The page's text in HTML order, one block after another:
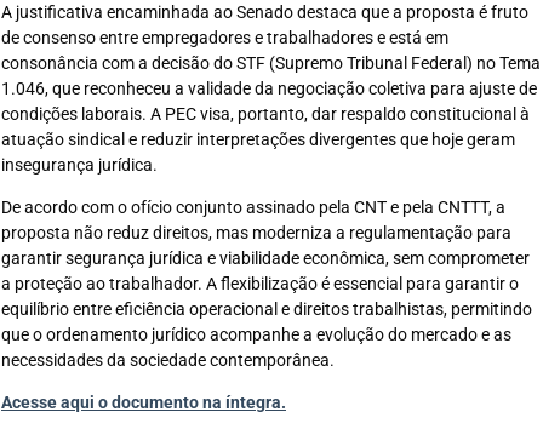
A justificativa encaminhada ao Senado destaca que a proposta é fruto
de consenso entre empregadores e trabalhadores e está em
consonância com a decisão do STF (Supremo Tribunal Federal) no Tema
1.046, que reconheceu a validade da negociação coletiva para ajuste de
condições laborais. A PEC visa, portanto, dar respaldo constitucional à
atuação sindical e reduzir interpretações divergentes que hoje geram
insegurança jurídica.
De acordo com o ofício conjunto assinado pela CNT e pela CNTTT, a
proposta não reduz direitos, mas moderniza a regulamentação para
garantir segurança jurídica e viabilidade econômica, sem comprometer
a proteção ao trabalhador. A flexibilização é essencial para garantir o
equilíbrio entre eficiência operacional e direitos trabalhistas, permitindo
que o ordenamento jurídico acompanhe a evolução do mercado e as
necessidades da sociedade contemporânea.
Acesse aqui o documento na íntegra.